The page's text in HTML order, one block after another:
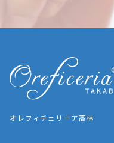
オレフィチェリーア高林